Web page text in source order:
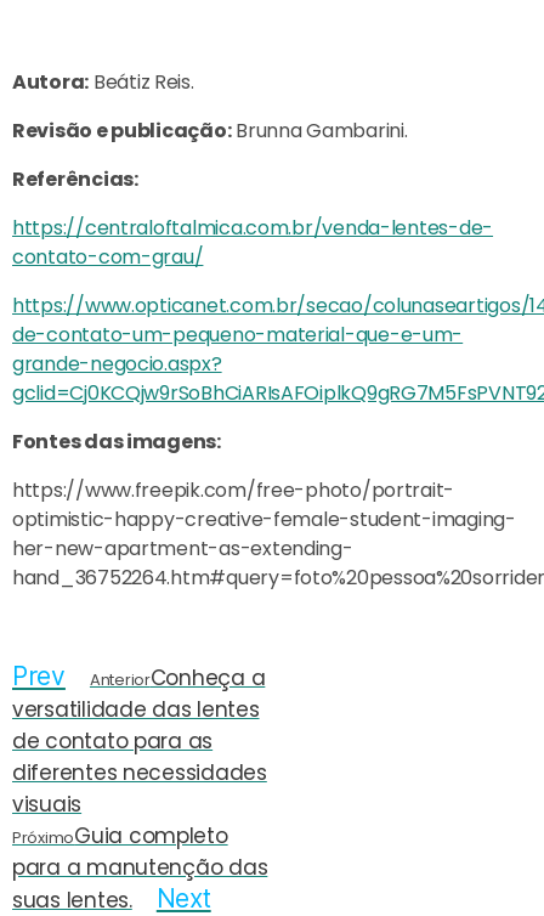
Autora: Beátiz Reis.
Revisão e publicação:Brunna Gambarini.
Referências:
https://centraloftalmica.com.br/venda-lentes-de-
contato-com-grau/
https://www.opticanet.com.br/secao/colunaseartigos/
de-contato-um-pequeno-material-que-e-um-
grande-negocio.aspx?
Fontes das imagens:
https://www.freepik.com/free-photo/portrait-
optimistic-happy-creative-female-student-imaging-
her-new-apartment-as-extending-
Prev AnteriorConheça a
versatilidade das lentes
de contato para as
diferentes necessidades
visuais
PróximoGuia completo
para a manutenção das
suas lentes.
Next